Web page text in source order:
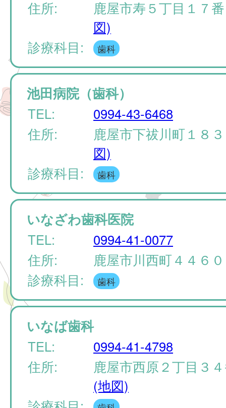
住所:
鹿屋市寿５丁目１７
図)
診療科目:
歯科
池田病院（歯科）
TEL:
0994-43-6468
住所:
鹿屋市下祓川町１８
図)
診療科目:
歯科
いなざわ歯科医院
TEL:
0994-41-0077
住所:
鹿屋市川西町４４６
診療科目:
歯科
いなば歯科
TEL:
0994-41-4798
住所:
鹿屋市西原２丁目３
(地図)